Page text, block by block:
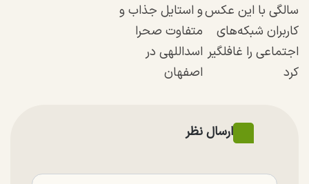
سالگی با این عکس
کاربران شبکه‌های
اجتماعی را غافلگیر
کرد
و استایل جذاب و
متفاوت صحرا
اسداللهی در
اصفهان
ارسال نظر